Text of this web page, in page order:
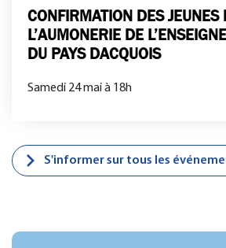
CONFIRMATION DES JEUNES
L’AUMONERIE DE
DU PAYS DACQUOIS
Samedi 24 mai à 18h
S'informer sur tous les